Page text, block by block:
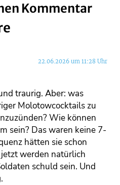
Kommentar
22.06.2026 um 11:28 Uhr
traurig. Aber: was
Molotowcocktails zu
Wie können
sein? Das waren keine 7-
hätten sie schon
werden natürlich
schuld sein. Und